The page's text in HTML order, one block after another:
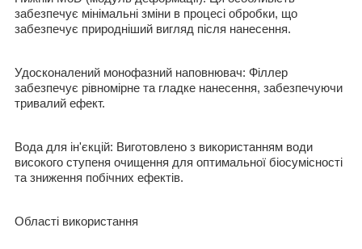
забезпечує мінімальні зміни в процесі обробки, що
забезпечує природніший вигляд після нанесення.
Удосконалений монофазний наповнювач: Філлер
забезпечує рівномірне та гладке нанесення, забезпечуючи
тривалий ефект.
Вода для ін'єкцій: Виготовлено з використанням води
високого ступеня очищення для оптимальної біосумісності
та зниження побічних ефектів.
Області використання